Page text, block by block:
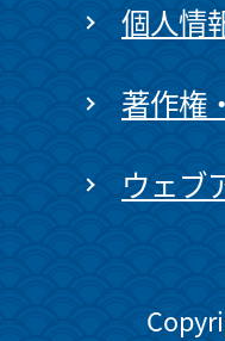
個人情
著作権
ウェブ